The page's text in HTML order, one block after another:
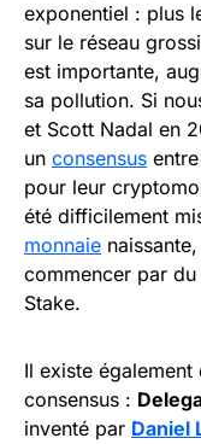
exponentiel : plus
sur le réseau
est importante,
sa pollution. Si
et Scott Nadal en
un consensus
pour leur
été difficilement
monnaie
commencer par
Stake.
Il existe
consensus :
inventé par Daniel